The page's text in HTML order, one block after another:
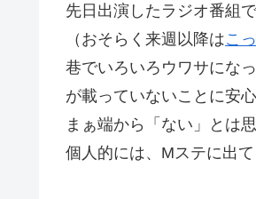
先日出演したラジオ番組
（おそらく来週以降はこ
巷でいろいろウワサにな
が載っていないことに安
まぁ端から「ない」とは
個人的には、Mステに出て